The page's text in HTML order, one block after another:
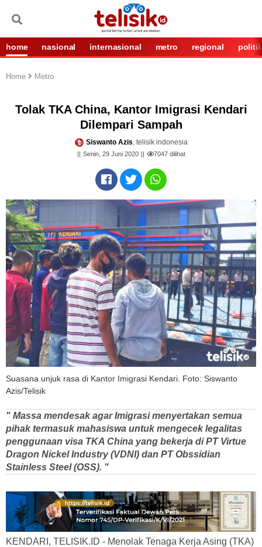
home nasional internasional metro regional politik
Home Metro
Tolak TKA China, Kantor Imigrasi Kendari
Dilempari Sampah
Siswanto Azis, telisik indonesia
Senin, 29 Juni 2020 7047dilihat
Suasana unjuk rasa di Kantor Imigrasi Kendari. Foto: Siswanto
Azis/Telisik
" Massa mendesak agar Imigrasi menyertakan semua
pihak termasuk mahasiswa untuk mengecek legalitas
penggunaan visa TKA China yang bekerja di PT Virtue
Dragon Nickel Industry (VDNI) dan PT Obssidian
Stainless Steel (OSS). "
KENDARI, TELISIK.ID - Menolak Tenaga Kerja Asing (TKA)